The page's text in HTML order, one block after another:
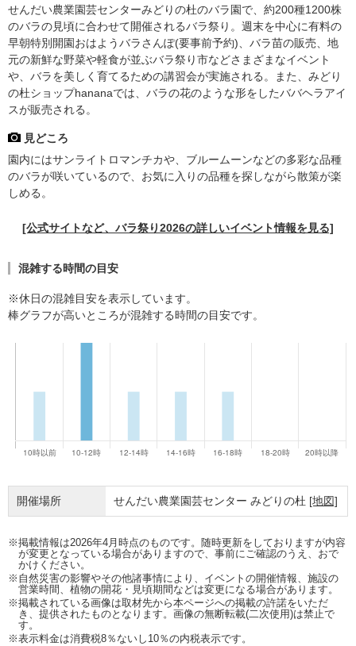
せんだい農業園芸センターみどりの杜のバラ園で、約200種1200株
のバラの見頃に合わせて開催されるバラ祭り。週末を中心に有料の
早朝特別開園おはようバラさんぽ(要事前予約)、バラ苗の販売、地
元の新鮮な野菜や軽食が並ぶバラ祭り市などさまざまなイベント
や、バラを美しく育てるための講習会が実施される。また、みどり
の杜ショップhananaでは、バラの花のような形をしたババヘラアイ
スが販売される。
見どころ
園内にはサンライトロマンチカや、ブルームーンなどの多彩な品種
のバラが咲いているので、お気に入りの品種を探しながら散策が楽
しめる。
[公式サイトなど、バラ祭り2026の詳しいイベント情報を見る]
混雑する時間の目安
※休日の混雑目安を表示しています。
棒グラフが高いところが混雑する時間の目安です。
開催場所 せんだい農業園芸センター みどりの杜 [地図]
※掲載情報は2026年4月時点のものです。随時更新をしておりますが内容
が変更となっている場合がありますので、事前にご確認のうえ、おで
かけください。
※自然災害の影響やその他諸事情により、イベントの開催情報、施設の
営業時間、植物の開花・見頃期間などは変更になる場合があります。
※掲載されている画像は取材先から本ページへの掲載の許諾をいただ
き、提供されたものとなります。画像の無断転載(二次使用)は禁止で
す。
※表示料金は消費税8％ないし10％の内税表示です。